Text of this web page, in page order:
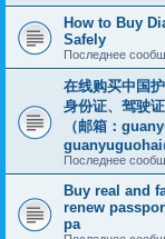
How to Buy
Safely
Последнее
在线购买中国
身份证、驾驶
（邮箱：
Последнее
Buy real and
renew
pa